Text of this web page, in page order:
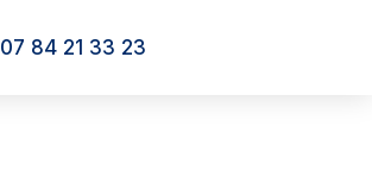
07 84 21 33 23